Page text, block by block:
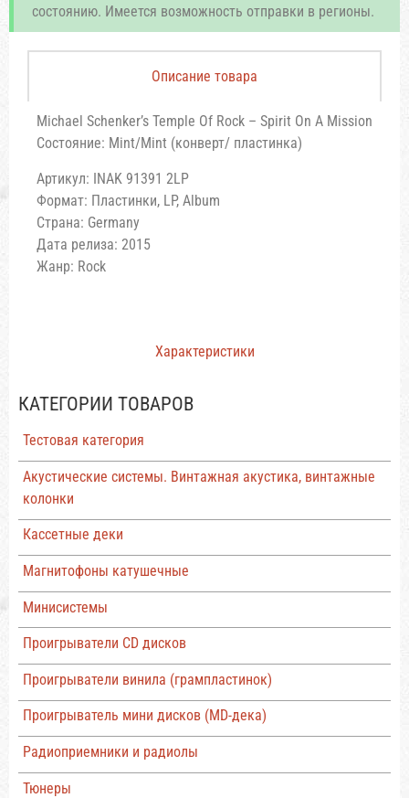
КАТЕГОРИИ ТОВАРОВ
Тестовая категория
Акустические системы. Винтажная акустика, винтажные
колонки
Кассетные деки
Магнитофоны катушечные
Минисистемы
Проигрыватели CD дисков
Проигрыватели винила (грампластинок)
Проигрыватель мини дисков (MD-дека)
Радиоприемники и радиолы
Тюнеры
состоянию. Имеется возможность отправки в регионы.
Описание товара
Характеристики
Michael Schenker’s Temple Of Rock – Spirit On A Mission
Состояние: Mint/Mint (конверт/ пластинка)
Артикул: INAK 91391 2LP
Формат: Пластинки, LP, Album
Страна: Germany
Дата релиза: 2015
Жанр: Rock